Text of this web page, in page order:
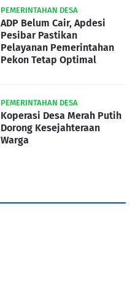
PEMERINTAHAN DESA
ADP Belum Cair, Apdesi
Pesibar Pastikan
Pelayanan Pemerintahan
Pekon Tetap Optimal
PEMERINTAHAN DESA
Koperasi Desa Merah Putih
Dorong Kesejahteraan
Warga